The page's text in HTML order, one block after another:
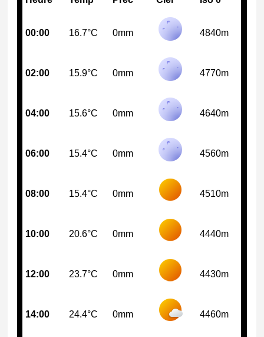
00:00 16.7°C 0mm 4840m
02:00 15.9°C 0mm 4770m
04:00 15.6°C 0mm 4640m
06:00 15.4°C 0mm 4560m
08:00 15.4°C 0mm 4510m
10:00 20.6°C 0mm 4440m
12:00 23.7°C 0mm 4430m
14:00 24.4°C 0mm 4460m